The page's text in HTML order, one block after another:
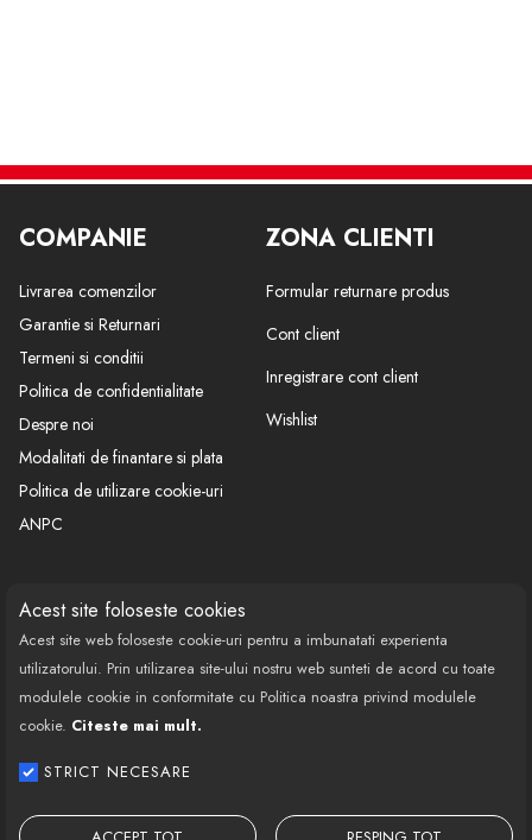
Acest site foloseste cookies
Acest site web foloseste cookie-uri pentru a imbunatati experienta
utilizatorului. Prin utilizarea site-ului nostru web sunteti de acord cu toate
modulele cookie in conformitate cu Politica noastra privind modulele
cookie. Citeste mai mult.
STRICT NECESARE
COMPANIE
Livrarea comenzilor
Garantie si Returnari
Termeni si conditii
Politica de confidentialitate
Despre noi
Modalitati de finantare si plata
Politica de utilizare cookie-uri
ANPC
ZONA CLIENTI
Formular returnare produs
Cont client
Inregistrare cont client
Wishlist
CONTACT
Call Center: 0377 100 941
Program de lucru: Luni-Vineri
08:00 - 18:00
Email: contact@bestautovest.ro
SRL CUI: 32372789, Reg.Com.: